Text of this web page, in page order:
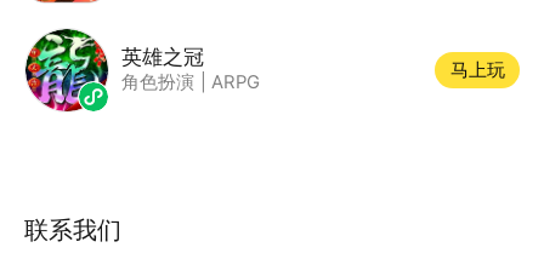
英雄之冠
角色扮演 ARPG
马上玩
联系我们